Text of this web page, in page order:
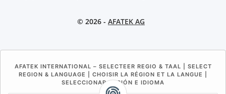
© 2026 - AFATEK AG
AFATEK INTERNATIONAL – SELECTEER REGIO & TAAL | SELECT
REGION & LANGUAGE | CHOISIR LA RÉGION ET LA LANGUE |
SELECCIONAR REGIÓN E IDIOMA